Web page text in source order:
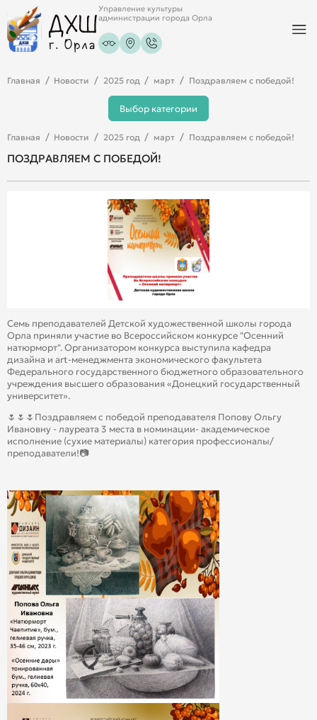
Управление культуры
администрации города Орла
Главная Новости 2025 год март Поздравляем с победой!
Выбор категории
Главная Новости 2025 год март Поздравляем с победой!
ПОЗДРАВЛЯЕМ С ПОБЕДОЙ!
Семь преподавателей Детской художественной школы города
Орла приняли участие во Всероссийском конкурсе "Осенний
натюрморт". Организатором конкурса выступила кафедра
дизайна и art-менеджмента экономического факультета
Федерального государственного бюджетного образовательного
учреждения высшего образования «Донецкий государственный
университет».
🌷🌷🌷Поздравляем с победой преподавателя Попову Ольгу
Ивановну - лауреата 3 места в номинации- академическое
исполнение (сухие материалы) категория профессионалы/
преподаватели!📷